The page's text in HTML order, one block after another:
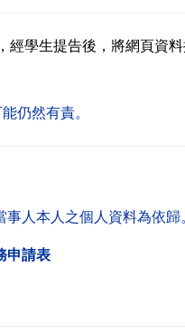
學生提告後，將網頁資
仍然有責。
人本人之個人資料為依歸
申請表